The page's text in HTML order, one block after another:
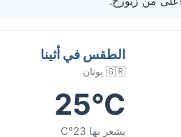
الطقس في أثينا
🇬🇷 يونان
25°C
يشعر بها 23°C